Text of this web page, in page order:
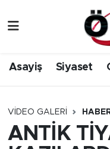
Asayiş Siyaset
VIDEO GALERI
ANTİK
Gündem
Sağlık & Çevre
Spor
Düzce
Düzce Hava
Düzce Namaz
Düzce Trafik